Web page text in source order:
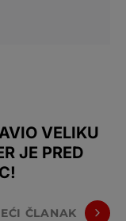
VELIKU
JE PRED
ČLANAK